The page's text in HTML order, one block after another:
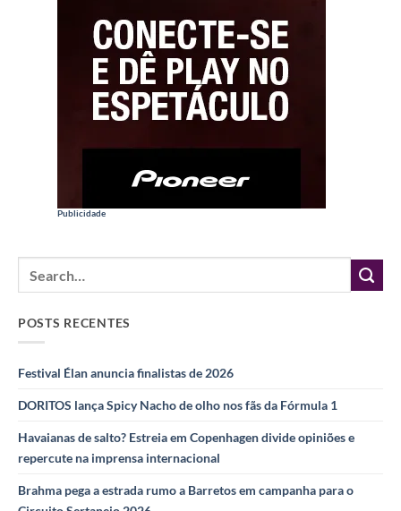
Publicidade
POSTS RECENTES
Festival Élan anuncia finalistas de 2026
DORITOS lança Spicy Nacho de olho nos fãs da Fórmula 1
Havaianas de salto? Estreia em Copenhagen divide opiniões e
repercute na imprensa internacional
Brahma pega a estrada rumo a Barretos em campanha para o